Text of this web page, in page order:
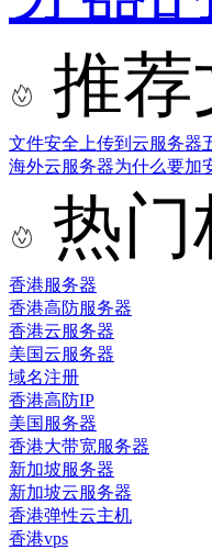
推荐
文件安全上传到云服务器
海外云服务器为什么要加
热门
香港服务器
香港高防服务器
香港云服务器
美国云服务器
域名注册
香港高防IP
美国服务器
香港大带宽服务器
新加坡服务器
新加坡云服务器
香港弹性云主机
香港vps